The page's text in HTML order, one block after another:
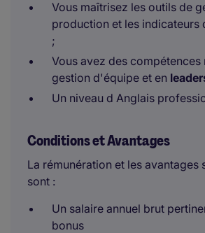
Vous maîtrisez les outils de
production et les indicateurs
;
Vous avez des compétences
gestion d'équipe et en
Un niveau d Anglais
Conditions et Avantages
La rémunération et les avantages
sont :
Un salaire annuel brut
bonus